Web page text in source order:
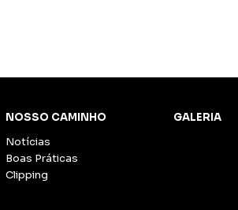
NOSSO CAMINHO
Notícias
Boas Práticas
Clipping
GALERIA